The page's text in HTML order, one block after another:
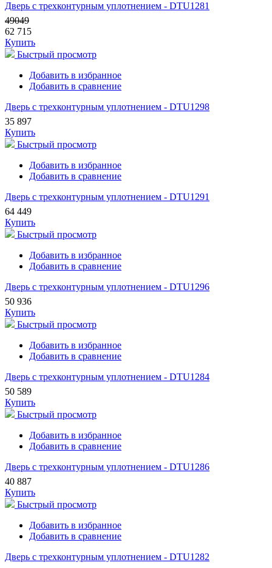
Дверь с трехконтурным уплотнением - DTU1281
49049
62 715
Купить
Быстрый просмотр
Добавить в избранное
Добавить в сравнение
Дверь с трехконтурным уплотнением - DTU1298
35 897
Купить
Быстрый просмотр
Добавить в избранное
Добавить в сравнение
Дверь с трехконтурным уплотнением - DTU1291
64 449
Купить
Быстрый просмотр
Добавить в избранное
Добавить в сравнение
Дверь с трехконтурным уплотнением - DTU1296
50 936
Купить
Быстрый просмотр
Добавить в избранное
Добавить в сравнение
Дверь с трехконтурным уплотнением - DTU1284
50 589
Купить
Быстрый просмотр
Добавить в избранное
Добавить в сравнение
Дверь с трехконтурным уплотнением - DTU1286
40 887
Купить
Быстрый просмотр
Добавить в избранное
Добавить в сравнение
Дверь с трехконтурным уплотнением - DTU1282